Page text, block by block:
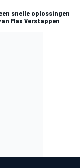
snelle oplossingen
Max Verstappen